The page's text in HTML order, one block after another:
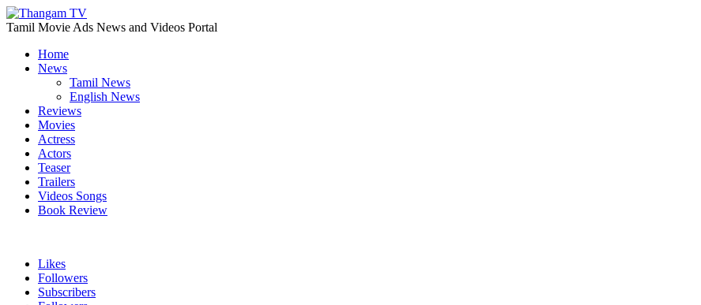
Tamil Movie Ads News and Videos Portal
Home
News
Tamil News
English News
Reviews
Movies
Actress
Actors
Teaser
Trailers
Videos Songs
Book Review
Likes
Followers
Subscribers